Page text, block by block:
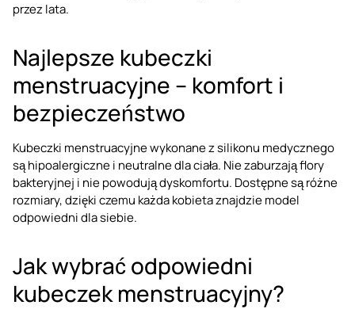
przez lata.
Najlepsze kubeczki
menstruacyjne – komfort i
bezpieczeństwo
Kubeczki menstruacyjne wykonane z silikonu medycznego
są hipoalergiczne i neutralne dla ciała. Nie zaburzają flory
bakteryjnej i nie powodują dyskomfortu. Dostępne są różne
rozmiary, dzięki czemu każda kobieta znajdzie model
odpowiedni dla siebie.
Jak wybrać odpowiedni
kubeczek menstruacyjny?